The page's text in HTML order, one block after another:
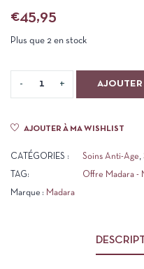
€45,95
Plus que 2 en stock
AJOUTER
AJOUTER À MA WISHLIST
CATÉGORIES : Soins Anti-Age,
TAG: Offre Madara -
Marque : Madara